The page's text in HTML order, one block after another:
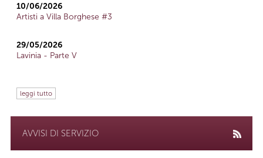
10/06/2026
Artisti a Villa Borghese #3
29/05/2026
Lavinia - Parte V
leggi tutto
AVVISI DI SERVIZIO